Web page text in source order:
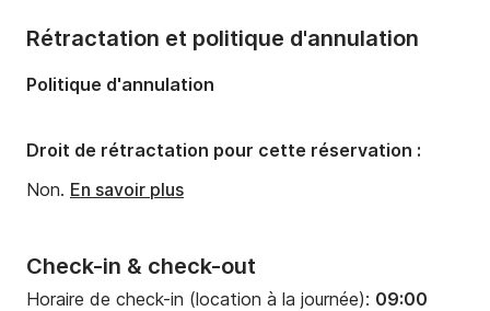
Nombre de salles de bains:
Tirant d'eau:2.7m
Puissance moteur:75cv
Check-in & check-out
Horaire de check-in (location à la journée): 09:00
Rétractation et politique d'annulation
Politique d'annulation
Droit de rétractation pour cette réservation :
Non. En savoir plus